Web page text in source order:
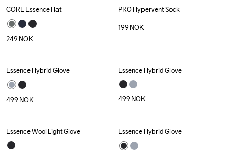
CORE Essence Hat
249 NOK
PRO Hypervent Sock
199 NOK
Essence Hybrid Glove
499 NOK
Essence Hybrid Glove
499 NOK
Essence Wool Light Glove Essence Hybrid Glove